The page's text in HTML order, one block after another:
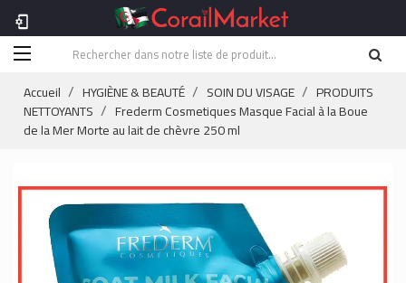
phonelink_setup
Accueil HYGIÈNE & BEAUTÉ SOIN DU VISAGE
PRODUITS
NETTOYANTS
Frederm Cosmetiques Masque Facial à la Boue
de la Mer Morte au lait de chèvre 250 ml